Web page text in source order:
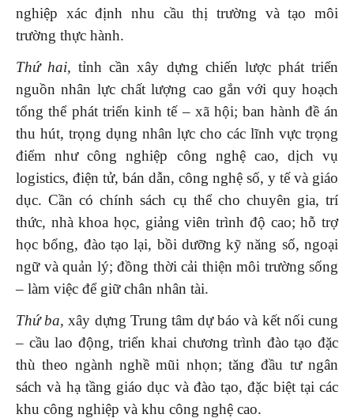
nghiệp xác định nhu cầu thị trường và tạo môi
trường thực hành.
Thứ hai, tỉnh cần xây dựng chiến lược phát triển
nguồn nhân lực chất lượng cao gắn với quy hoạch
tổng thể phát triển kinh tế – xã hội; ban hành đề án
thu hút, trọng dụng nhân lực cho các lĩnh vực trọng
điểm như công nghiệp công nghệ cao, dịch vụ
logistics, điện tử, bán dẫn, công nghệ số, y tế và giáo
dục. Cần có chính sách cụ thể cho chuyên gia, trí
thức, nhà khoa học, giảng viên trình độ cao; hỗ trợ
học bổng, đào tạo lại, bồi dưỡng kỹ năng số, ngoại
ngữ và quản lý; đồng thời cải thiện môi trường sống
– làm việc để giữ chân nhân tài.
Thứ ba, xây dựng Trung tâm dự báo và kết nối cung
– cầu lao động, triển khai chương trình đào tạo đặc
thù theo ngành nghề mũi nhọn; tăng đầu tư ngân
sách và hạ tầng giáo dục và đào tạo, đặc biệt tại các
khu công nghiệp và khu công nghệ cao.